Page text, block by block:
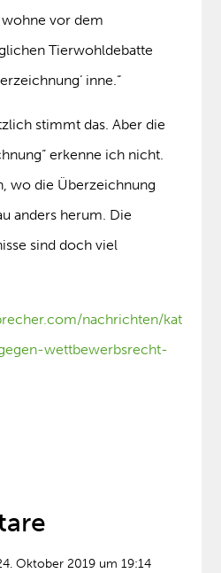
vor dem
Tierwohldebatte
inne.“
stimmt das. Aber die
erkenne ich nicht.
wo die Überzeichnung
anders herum. Die
sind doch viel
nachrichten/kat
wettbewerbsrecht-
Oktober 2019 um 19:14